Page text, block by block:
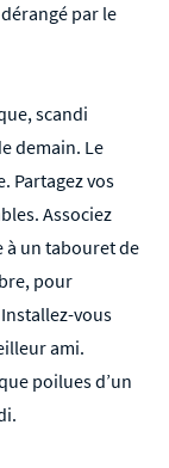
par le
scandi
demain. Le
Partagez vos
Associez
à un tabouret de
pour
vous
ami.
poilues d’un